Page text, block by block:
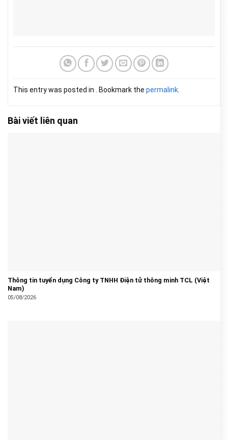
This entry was posted in . Bookmark the permalink.
Bài viết liên quan
Thông tin tuyển dụng Công ty TNHH Điện tử thông minh TCL (Việt
Nam)
05/08/2026